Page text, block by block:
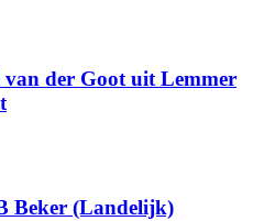
van der Goot uit Lemmer
Beker (Landelijk)